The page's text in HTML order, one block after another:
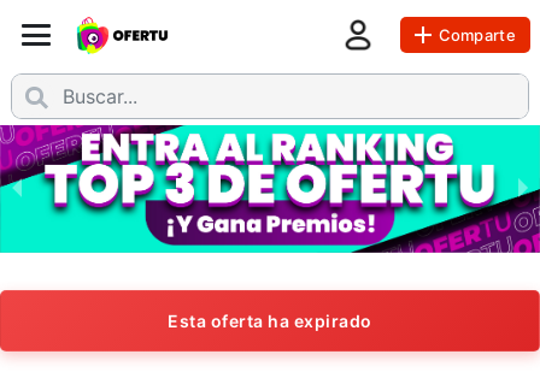
Comparte
Esta oferta ha expirado